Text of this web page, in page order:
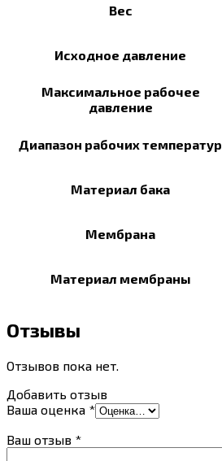
Вес
Исходное давление
Максимальное рабочее
давление
Диапазон рабочих температур
Материал бака
Мембрана
Материал мембраны
Отзывы
Отзывов пока нет.
Добавить отзыв
Ваша оценка *
Ваш отзыв *